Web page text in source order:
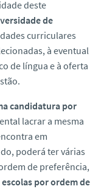
deste
de
curriculares
à eventual
de língua e à oferta
candidatura por
lacrar a mesma
em
poderá ter várias
de preferência,
escolas por ordem de